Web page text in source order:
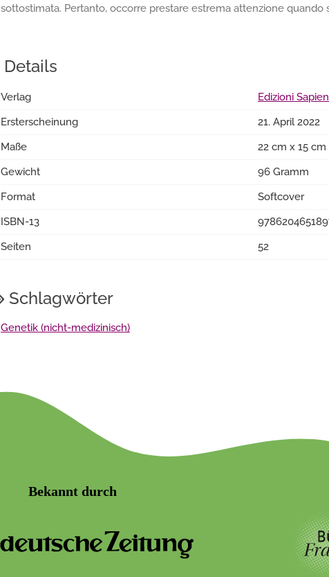
sottostimata. Pertanto, occorre prestare estrema attenzione quando
Details
Verlag
Edizioni
Ersterscheinung
21. April 2022
Maße
22 cm x 15 cm
Gewicht
96 Gramm
Format
Softcover
ISBN-13
Seiten
52
Schlagwörter
Genetik (nicht-medizinisch)
Bekannt durch